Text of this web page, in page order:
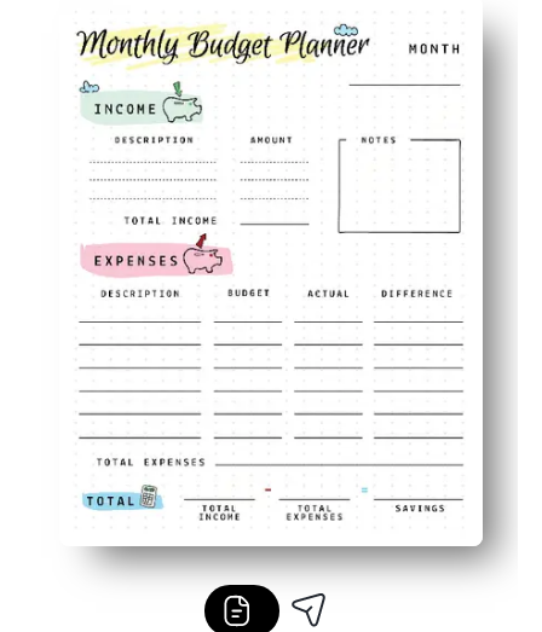
Inteligentní rozložení - jednoduché sekce pro příjmy,
Vhodné pro rodiny - jedna stránka udržuje rodiče, děti
Lepší návyky - opakujte každý měsíc, abyste zjistili